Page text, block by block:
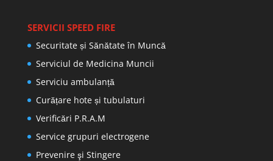
SERVICII SPEED FIRE
Securitate și Sănătate în Muncă
Serviciul de Medicina Muncii
Serviciu ambulanță
Curățare hote și tubulaturi
Verificări P.R.A.M
Service grupuri electrogene
Prevenire şi Stingere